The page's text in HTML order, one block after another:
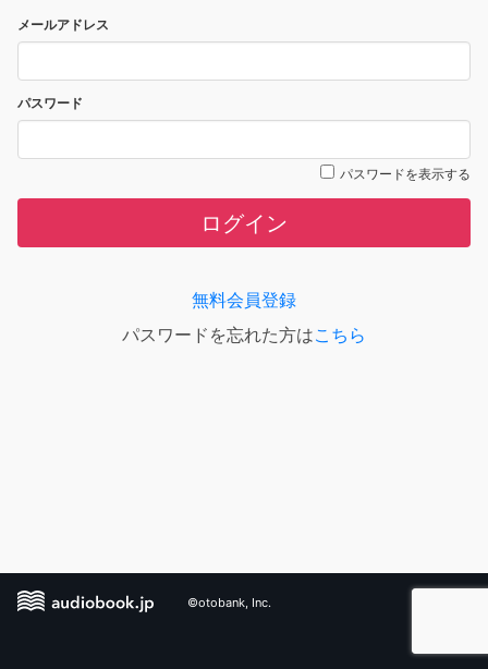
メールアドレス
パスワード
パスワードを表示する
ログイン
無料会員登録
パスワードを忘れた方はこちら
©otobank, Inc.